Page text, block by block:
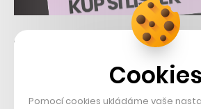
🚗
Nadupaný elektromobil v
Xiaomi SU7 ujíždí Tesle,
Porsche a jde na dračku
Cookies
Pomocí cookies ukládáme vaše